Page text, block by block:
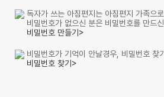
독자가 쓰는 아침편지는 아침편지 가족으
비밀번호가 없으신 분은 비밀번호를 만드
비밀번호 만들기>
비밀번호가 기억이 안날경우, 비밀번호 찾
비밀번호 찾기>